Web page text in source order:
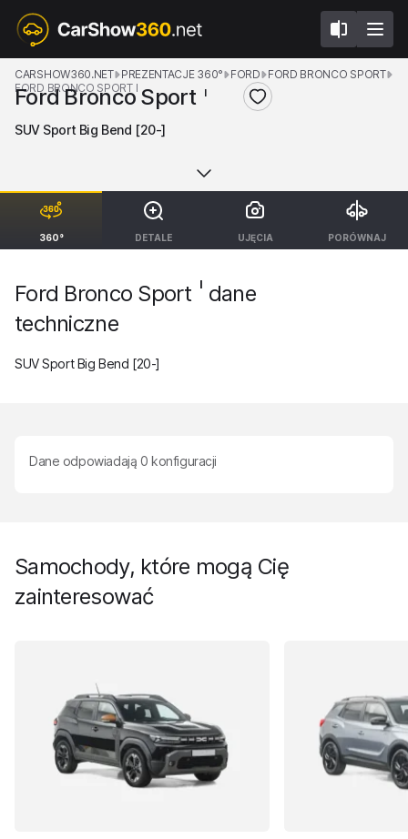
360° DETALE UJĘCIA PORÓWNAJ
CARSHOW360.NET PREZENTACJE 360° FORD
FORD BRONCO SPORT
FORD BRONCO SPORT I
Ford Bronco Sport I
SUV Sport Big Bend [20-]
Ford Bronco Sport I dane
techniczne
SUV Sport Big Bend [20-]
Dane odpowiadają 0 konfiguracji
Samochody, które mogą Cię
zainteresować